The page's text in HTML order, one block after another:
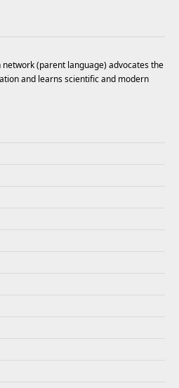
(parent language) advocates the
and learns scientific and modern